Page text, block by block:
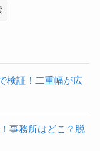
検証！二重幅が広
事務所はどこ？脱